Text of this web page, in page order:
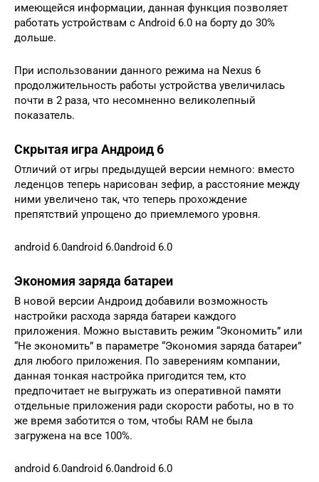
имеющейся информации, данная функция позволяет
работать устройствам с Android 6.0 на борту до 30%
дольше.
При использовании данного режима на Nexus 6
продолжительность работы устройства увеличилась
почти в 2 раза, что несомненно великолепный
показатель.
Скрытая игра Андроид 6
Отличий от игры предыдущей версии немного: вместо
леденцов теперь нарисован зефир, а расстояние между
ними увеличено так, что теперь прохождение
препятствий упрощено до приемлемого уровня.
android 6.0android 6.0android 6.0
Экономия заряда батареи
В новой версии Андроид добавили возможность
настройки расхода заряда батареи каждого
приложения. Можно выставить режим “Экономить” или
“Не экономить” в параметре “Экономия заряда батареи”
для любого приложения. По заверениям компании,
данная тонкая настройка пригодится тем, кто
предпочитает не выгружать из оперативной памяти
отдельные приложения ради скорости работы, но в то
же время заботится о том, чтобы RAM не была
загружена на все 100%.
android 6.0android 6.0android 6.0